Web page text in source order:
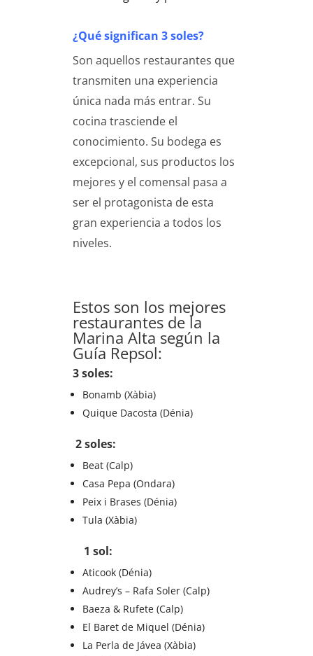
¿Qué significan 3 soles?
Son aquellos restaurantes que
transmiten una experiencia
única nada más entrar. Su
cocina trasciende el
conocimiento. Su bodega es
excepcional, sus productos los
mejores y el comensal pasa a
ser el protagonista de esta
gran experiencia a todos los
niveles.
Estos son los mejores
restaurantes de la
Marina Alta según la
Guía Repsol:
3 soles:
Bonamb (Xàbia)
Quique Dacosta (Dénia)
2 soles:
Beat (Calp)
Casa Pepa (Ondara)
Peix i Brases (Dénia)
Tula (Xàbia)
1 sol:
Aticook (Dénia)
Audrey’s – Rafa Soler (Calp)
Baeza & Rufete (Calp)
El Baret de Miquel (Dénia)
La Perla de Jávea (Xàbia)